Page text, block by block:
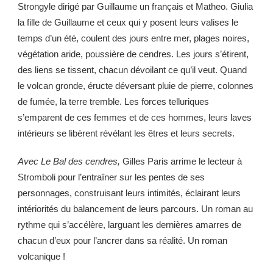
Strongyle dirigé par Guillaume un français et Matheo. Giulia
la fille de Guillaume et ceux qui y posent leurs valises le
temps d’un été, coulent des jours entre mer, plages noires,
végétation aride, poussière de cendres. Les jours s’étirent,
des liens se tissent, chacun dévoilant ce qu’il veut. Quand
le volcan gronde, éructe déversant pluie de pierre, colonnes
de fumée, la terre tremble. Les forces telluriques
s’emparent de ces femmes et de ces hommes, leurs laves
intérieurs se libèrent révélant les êtres et leurs secrets.
Avec Le Bal des cendres, Gilles Paris arrime le lecteur à
Stromboli pour l’entraîner sur les pentes de ses
personnages, construisant leurs intimités, éclairant leurs
intériorités du balancement de leurs parcours. Un roman au
rythme qui s’accélère, larguant les dernières amarres de
chacun d’eux pour l’ancrer dans sa réalité. Un roman
volcanique !